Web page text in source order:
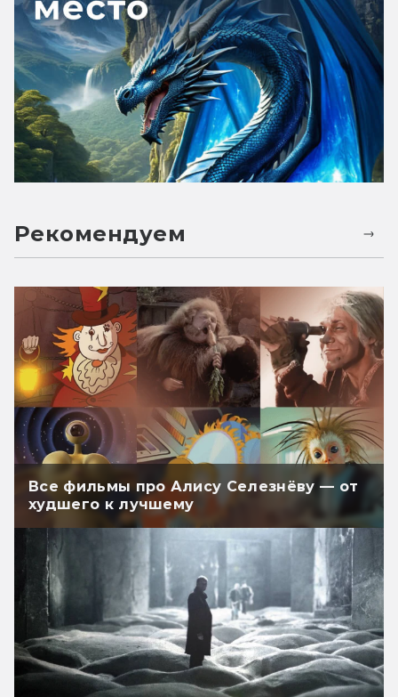
Рекомендуем
Все фильмы про Алису Селезнёву — от
худшего к лучшему